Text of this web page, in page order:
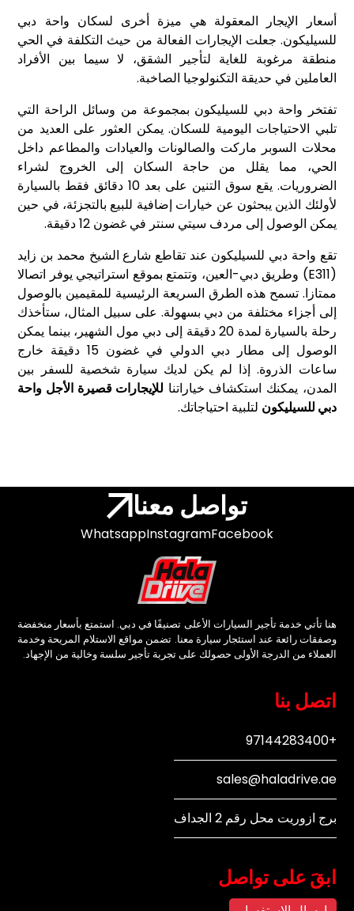
أسعار الإيجار المعقولة هي ميزة أخرى لسكان واحة دبي
للسيليكون. جعلت الإيجارات الفعالة من حيث التكلفة في الحي
منطقة مرغوبة للغاية لتأجير الشقق، لا سيما بين الأفراد
العاملين في حديقة التكنولوجيا الصاخبة.
تفتخر واحة دبي للسيليكون بمجموعة من وسائل الراحة التي
تلبي الاحتياجات اليومية للسكان. يمكن العثور على العديد من
محلات السوبر ماركت والصالونات والعيادات والمطاعم داخل
الحي، مما يقلل من حاجة السكان إلى الخروج لشراء
الضروريات. يقع سوق التنين على بعد 10 دقائق فقط بالسيارة
لأولئك الذين يبحثون عن خيارات إضافية للبيع بالتجزئة، في حين
يمكن الوصول إلى مردف سيتي سنتر في غضون 12 دقيقة.
تقع واحة دبي للسيليكون عند تقاطع شارع الشيخ محمد بن زايد
(E311) وطريق دبي-العين، وتتمتع بموقع استراتيجي يوفر اتصالا
ممتازا. تسمح هذه الطرق السريعة الرئيسية للمقيمين بالوصول
إلى أجزاء مختلفة من دبي بسهولة. على سبيل المثال، ستأخذك
رحلة بالسيارة لمدة 20 دقيقة إلى دبي مول الشهير، بينما يمكن
الوصول إلى مطار دبي الدولي في غضون 15 دقيقة خارج
ساعات الذروة. إذا لم يكن لديك سيارة شخصية للسفر بين
المدن، يمكنك استكشاف خياراتنا للإيجارات قصيرة الأجل واحة
دبي للسيليكون لتلبية احتياجاتك.
تواصل معنا
Facebook
Instagram
Whatsapp
هنا تأتي خدمة تأجير السيارات الأعلى تصنيفًا في دبي. استمتع بأسعار منخفضة
وصفقات رائعة عند استئجار سيارة معنا. تضمن مواقع الاستلام المريحة وخدمة
العملاء من الدرجة الأولى حصولك على تجربة تأجير سلسة وخالية من الإجهاد.
اتصل بنا
+97144283400
sales@haladrive.ae
برج ازوريت محل رقم 2 الجداف
ابقَ على تواصل